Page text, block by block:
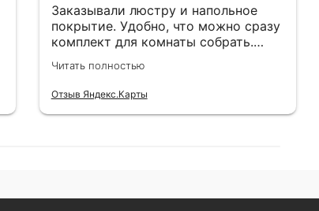
Заказывали люстру и напольное
покрытие. Удобно, что можно сразу
комплект для комнаты собрать.
Цены адекватные.
Читать полностью
Отзыв Яндекс.Карты